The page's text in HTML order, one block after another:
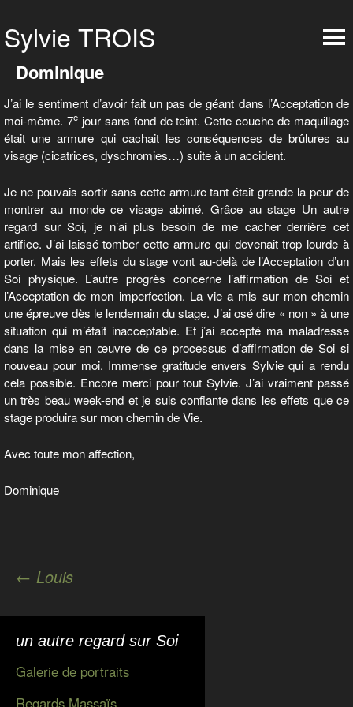
Dominique
J’ai le sentiment d’avoir fait un pas de géant dans l’Acceptation de
moi-même. 7ejour sans fond de teint. Cette couche de maquillage
était une armure qui cachait les conséquences de brûlures au
visage (cicatrices, dyschromies…) suite à un accident.
Je ne pouvais sortir sans cette armure tant était grande la peur de
montrer au monde ce visage abimé. Grâce au stage Un autre
regard sur Soi, je n’ai plus besoin de me cacher derrière cet
artifice. J’ai laissé tomber cette armure qui devenait trop lourde à
porter. Mais les effets du stage vont au-delà de l’Acceptation d’un
Soi physique. L’autre progrès concerne l’affirmation de Soi et
l’Acceptation de mon imperfection. La vie a mis sur mon chemin
une épreuve dès le lendemain du stage. J’ai osé dire « non » à une
situation qui m’était inacceptable. Et j’ai accepté ma maladresse
dans la mise en œuvre de ce processus d’affirmation de Soi si
nouveau pour moi. Immense gratitude envers Sylvie qui a rendu
cela possible. Encore merci pour tout Sylvie. J’ai vraiment passé
un très beau week-end et je suis confiante dans les effets que ce
stage produira sur mon chemin de Vie.
Avec toute mon affection,
Dominique
Navigation
des
articles
← Louis
un autre regard sur Soi
Galerie de portraits
Regards Massaïs